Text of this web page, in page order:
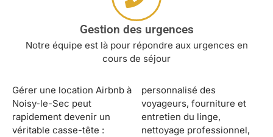
Gestion des urgences
Notre équipe est là pour répondre aux urgences en
cours de séjour
Gérer une location Airbnb à
Noisy-le-Sec peut
rapidement devenir un
véritable casse-tête :
personnalisé des
voyageurs, fourniture et
entretien du linge,
nettoyage professionnel,